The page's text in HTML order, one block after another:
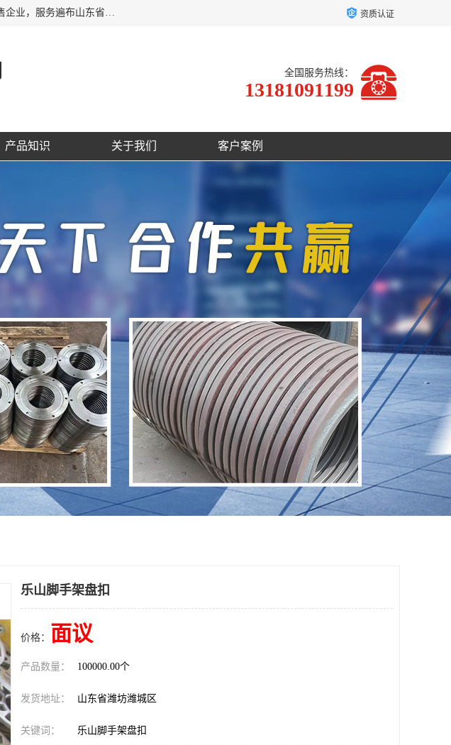
聊城市开发区正堂金属制品有限公司是一家专业的五金配件、钢管、法兰盘、冲压异型件加工等生成销售企业，服务遍布山东省聊城、济南、青岛、淄博、枣庄、东营烟台等地区，经营包括冲压法兰毛坯，冲压异型(形)件加工，热扩法兰毛坯，锻打法兰盘毛坯，法兰加强圈，环形锻件加工，版辊堵头毛坯，哑铃配重件等产品的生产和销售，业务上精益求精，生产产品精度高，配件标准赢得业内企业及其它组织与公民的一致好评。 资质认证
全国服务热线：
13181091199
产品知识 关于我们 客户案例
乐山脚手架盘扣
价格： 面议
产品数量： 100000.00个
发货地址： 山东省潍坊潍城区
关键词： 乐山脚手架盘扣